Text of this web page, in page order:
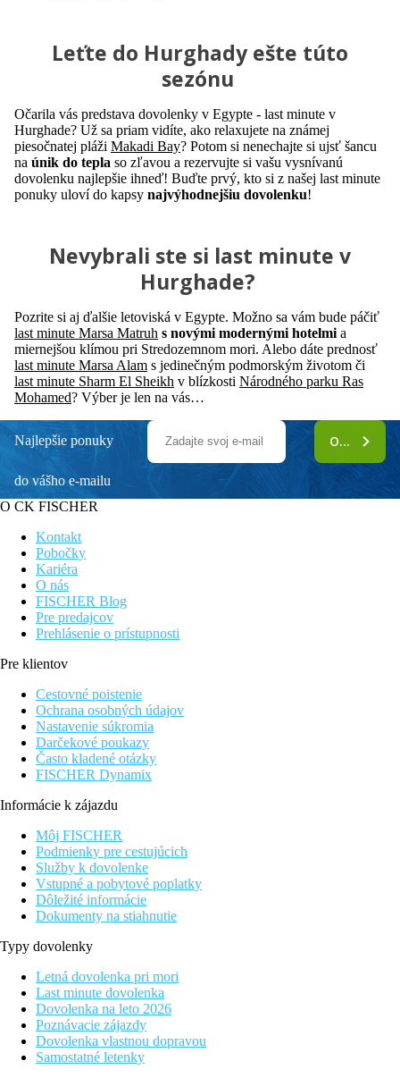
Leťte do Hurghady ešte túto
sezónu
Očarila vás predstava dovolenky v Egypte - last minute v
Hurghade? Už sa priam vidíte, ako relaxujete na známej
piesočnatej pláži Makadi Bay? Potom si nenechajte si ujsť šancu
na únik do tepla so zľavou a rezervujte si vašu vysnívanú
dovolenku najlepšie ihneď! Buďte prvý, kto si z našej last minute
ponuky uloví do kapsy najvýhodnejšiu dovolenku!
Nevybrali ste si last minute v
Hurghade?
Pozrite si aj ďalšie letoviská v Egypte. Možno sa vám bude páčiť
last minute Marsa Matruh s novými modernými hotelmi a
miernejšou klímou pri Stredozemnom mori. Alebo dáte prednosť
last minute Marsa Alam s jedinečným podmorským životom či
last minute Sharm El Sheikh v blízkosti Národného parku Ras
Mohamed? Výber je len na vás…
Najlepšie ponuky
do vášho e-mailu
ODOBERAŤ
O CK FISCHER
Kontakt
Pobočky
Kariéra
O nás
FISCHER Blog
Pre predajcov
Prehlásenie o prístupnosti
Pre klientov
Cestovné poistenie
Ochrana osobných údajov
Nastavenie súkromia
Darčekové poukazy
Často kladené otázky
FISCHER Dynamix
Informácie k zájazdu
Môj FISCHER
Podmienky pre cestujúcich
Služby k dovolenke
Vstupné a pobytové poplatky
Dôležité informácie
Dokumenty na stiahnutie
Typy dovolenky
Letná dovolenka pri mori
Last minute dovolenka
Dovolenka na leto 2026
Poznávacie zájazdy
Dovolenka vlastnou dopravou
Samostatné letenky